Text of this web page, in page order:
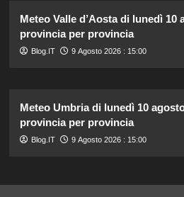
Meteo Valle d’Aosta di lunedì 10
provincia per provincia
Blog.IT 9 Agosto 2026 : 15:00
Meteo Umbria di lunedì 10
provincia per provincia
Blog.IT 9 Agosto 2026 : 15:00